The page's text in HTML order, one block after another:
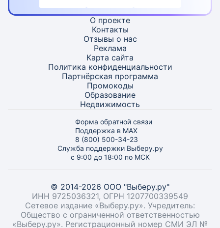
О проекте
Контакты
Отзывы о нас
Реклама
Карта сайта
Политика конфиденциальности
Партнёрская программа
Промокоды
Образование
Недвижимость
Форма обратной связи
Поддержка в MAX
8 (800) 500-34-23
Служба поддержки Выберу.ру
с 9:00 до 18:00 по МСК
© 2014-2026 ООО "Выберу.ру"
ИНН 9725036321, ОГРН 1207700339549
Сетевое издание «Выберу.ру». Учредитель:
Общество с ограниченной ответственностью
«Выберу.ру». Регистрационный номер СМИ ЭЛ №